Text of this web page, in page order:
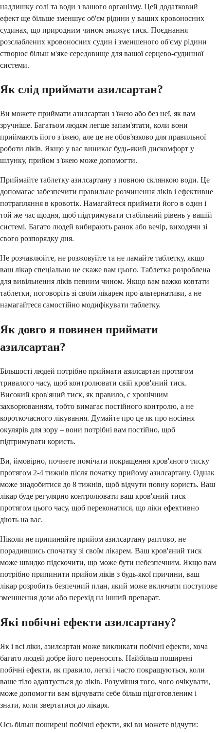
надлишку солі та води з вашого організму. Цей додатковий
ефект ще більше зменшує об'єм рідини у ваших кровоносних
судинах, що природним чином знижує тиск. Поєднання
розслаблених кровоносних судин і зменшеного об'єму рідини
створює більш м'яке середовище для вашої серцево-судинної
системи.
Як слід приймати азилсартан?
Ви можете приймати азилсартан з їжею або без неї, як вам
зручніше. Багатьом людям легше запам'ятати, коли вони
приймають його з їжею, але це не обов'язково для правильної
роботи ліків. Якщо у вас виникає будь-який дискомфорт у
шлунку, прийом з їжею може допомогти.
Приймайте таблетку азилсартану з повною склянкою води. Це
допомагає забезпечити правильне розчинення ліків і ефективне
потрапляння в кровотік. Намагайтеся приймати його в один і
той же час щодня, щоб підтримувати стабільний рівень у вашій
системі. Багато людей вибирають ранок або вечір, виходячи зі
свого розпорядку дня.
Не розчавлюйте, не розжовуйте та не ламайте таблетку, якщо
ваш лікар спеціально не скаже вам цього. Таблетка розроблена
для вивільнення ліків певним чином. Якщо вам важко ковтати
таблетки, поговоріть зі своїм лікарем про альтернативи, а не
намагайтеся самостійно модифікувати таблетку.
Як довго я повинен приймати
азилсартан?
Більшості людей потрібно приймати азилсартан протягом
тривалого часу, щоб контролювати свій кров'яний тиск.
Високий кров'яний тиск, як правило, є хронічним
захворюванням, тобто вимагає постійного контролю, а не
короткочасного лікування. Думайте про це як про носіння
окулярів для зору – вони потрібні вам постійно, щоб
підтримувати користь.
Ви, ймовірно, почнете помічати покращення кров'яного тиску
протягом 2-4 тижнів після початку прийому азилсартану. Однак
може знадобитися до 8 тижнів, щоб відчути повну користь. Ваш
лікар буде регулярно контролювати ваш кров'яний тиск
протягом цього часу, щоб переконатися, що ліки ефективно
діють на вас.
Ніколи не припиняйте прийом азилсартану раптово, не
порадившись спочатку зі своїм лікарем. Ваш кров'яний тиск
може швидко підскочити, що може бути небезпечним. Якщо вам
потрібно припинити прийом ліків з будь-якої причини, ваш
лікар розробить безпечний план, який може включати поступове
зменшення дози або перехід на інший препарат.
Які побічні ефекти азилсартану?
Як і всі ліки, азилсартан може викликати побічні ефекти, хоча
багато людей добре його переносять. Найбільш поширені
побічні ефекти, як правило, легкі і часто покращуються, коли
ваше тіло адаптується до ліків. Розуміння того, чого очікувати,
може допомогти вам відчувати себе більш підготовленим і
знати, коли звертатися до лікаря.
Ось більш поширені побічні ефекти, які ви можете відчути: